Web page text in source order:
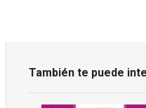
También te puede